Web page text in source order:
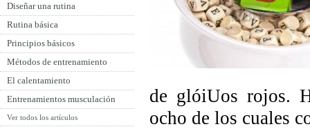
Diseñar una rutina
Rutina básica
Principios básicos
Métodos de entrenamiento
El calentamiento
Entrenamientos musculación
Ver todos los artículos
de glóiUos rojos.
ocho de los cuales